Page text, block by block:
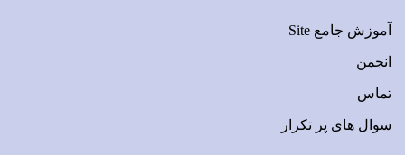
آموزش جامع Site
انجمن
تماس
سوال های پر تکرار